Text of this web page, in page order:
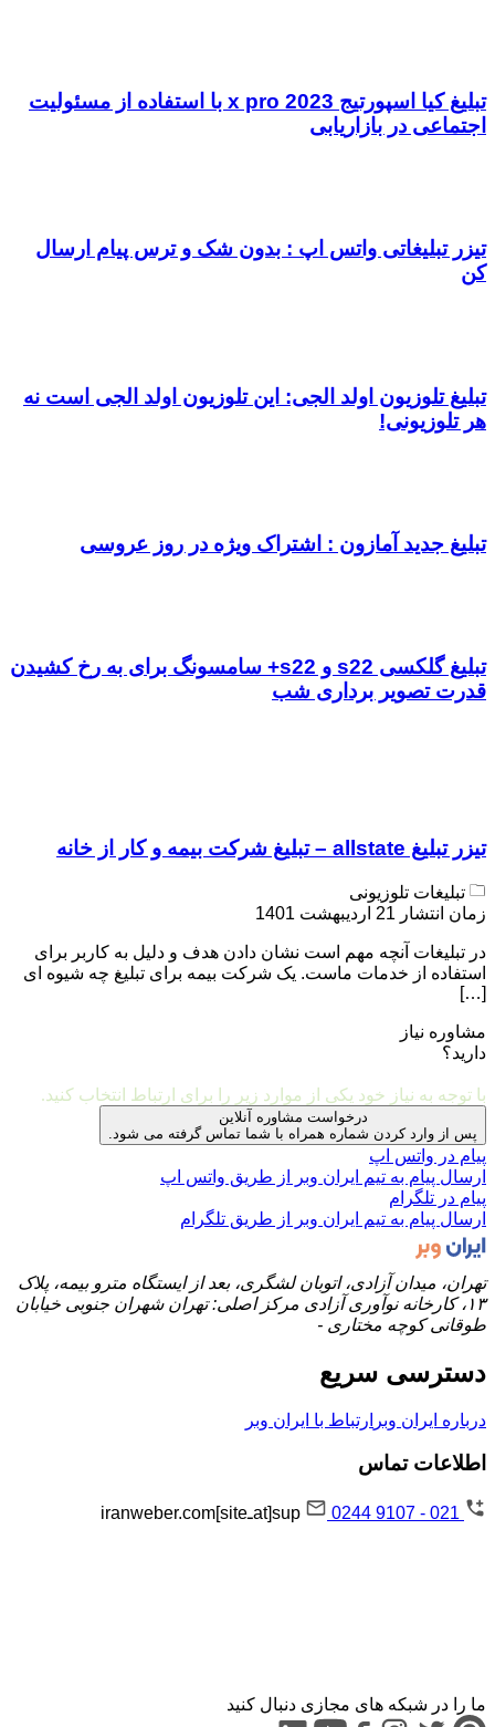
تبلیغ کیا اسپورتیج x pro 2023 با استفاده از مسئولیت
اجتماعی در بازاریابی
تیزر تبلیغاتی واتس اپ : بدون شک و ترس پیام ارسال
کن
تبلیغ تلوزیون اولد الجی: این تلوزیون اولد الجی است نه
هر تلوزیونی!
تبلیغ جدید آمازون : اشتراک ویژه در روز عروسی
تبلیغ گلکسی s22 و s22+ سامسونگ برای به رخ کشیدن
قدرت تصویر برداری شب
تیزر تبلیغ allstate – تبلیغ شرکت بیمه و کار از خانه
تبلیغات تلوزیونی
زمان انتشار 21 اردیبهشت 1401
در تبلیغات آنچه مهم است نشان دادن هدف و دلیل به کاربر برای
استفاده از خدمات ماست. یک شرکت بیمه برای تبلیغ چه شیوه ای
[…]
مشاوره نیاز
دارید؟
با توجه به نیاز خود یکی از موارد زیر را برای ارتباط انتخاب کنید.
درخواست مشاوره آنلاین
پس از وارد کردن شماره همراه با شما تماس گرفته می شود.
پیام در واتس اپ
ارسال پیام به تیم ایران وبر از طریق واتس اپ
پیام در تلگرام
ارسال پیام به تیم ایران وبر از طریق تلگرام
تهران، میدان آزادی، اتوبان لشگری، بعد از ایستگاه مترو بیمه، پلاک
۱۳، کارخانه نوآوری آزادی مرکز اصلی: تهران شهران جنوبی خیابان
طوقانی کوچه مختاری -
دسترسی سریع
درباره ایران وبر ارتباط با ایران وبر
اطلاعات تماس
ما را در شبکه های مجازی دنبال کنید